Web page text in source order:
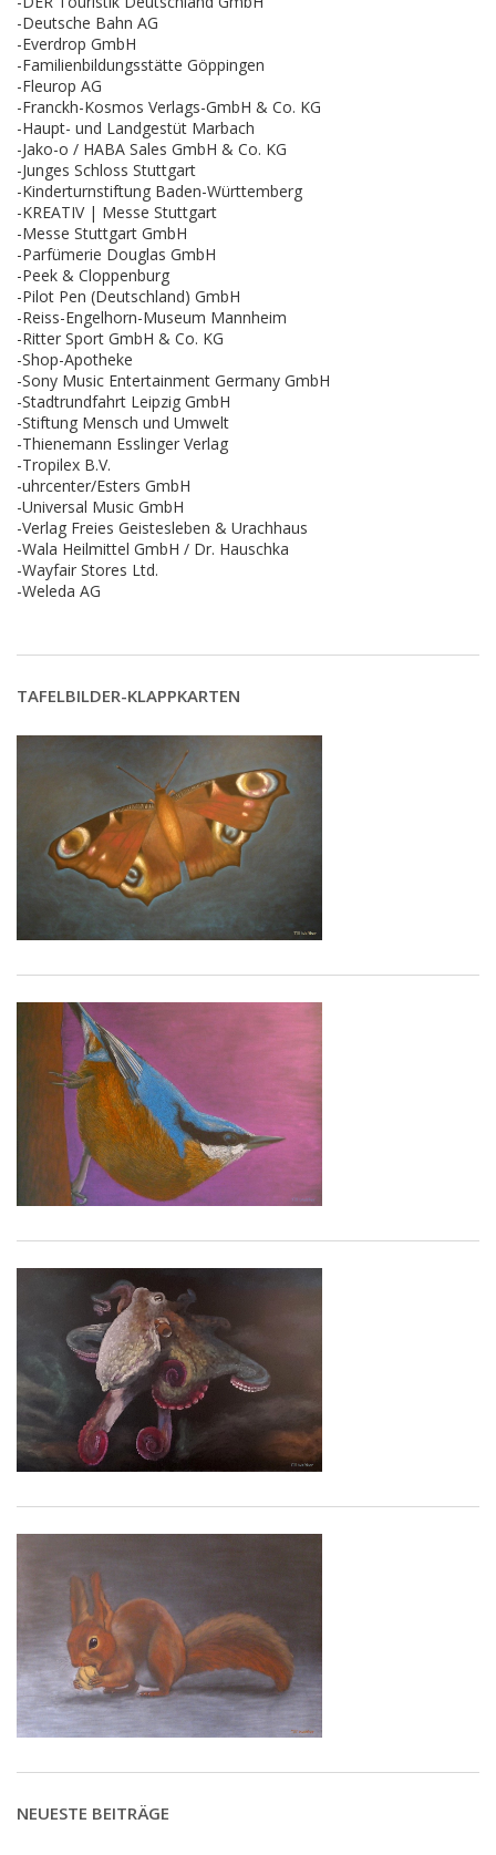
-Deutsche Bahn AG
-Everdrop GmbH
-Familienbildungsstätte Göppingen
-Fleurop AG
-Franckh-Kosmos Verlags-GmbH & Co. KG
-Haupt- und Landgestüt Marbach
-Jako-o / HABA Sales GmbH & Co. KG
-Junges Schloss Stuttgart
-Kinderturnstiftung Baden-Württemberg
-KREATIV | Messe Stuttgart
-Messe Stuttgart GmbH
-Parfümerie Douglas GmbH
-Peek & Cloppenburg
-Pilot Pen (Deutschland) GmbH
-Reiss-Engelhorn-Museum Mannheim
-Ritter Sport GmbH & Co. KG
-Shop-Apotheke
-Sony Music Entertainment Germany GmbH
-Stadtrundfahrt Leipzig GmbH
-Stiftung Mensch und Umwelt
-Thienemann Esslinger Verlag
-Tropilex B.V.
-uhrcenter/Esters GmbH
-Universal Music GmbH
-Verlag Freies Geistesleben & Urachhaus
-Wala Heilmittel GmbH / Dr. Hauschka
-Wayfair Stores Ltd.
-Weleda AG
TAFELBILDER-KLAPPKARTEN
NEUESTE BEITRÄGE